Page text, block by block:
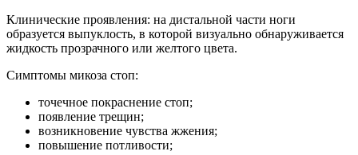
Клинические проявления: на дистальной части ноги
образуется выпуклость, в которой визуально обнаруживается
жидкость прозрачного или желтого цвета.
Симптомы микоза стоп:
точечное покраснение стоп;
появление трещин;
возникновение чувства жжения;
повышение потливости;